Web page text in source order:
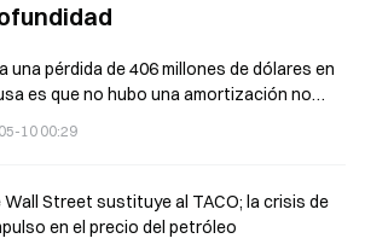
una pérdida de 406 millones de dólares en
es que no hubo una amortización no
05-10 00:29
Wall Street sustituye al TACO; la crisis de
en el precio del petróleo